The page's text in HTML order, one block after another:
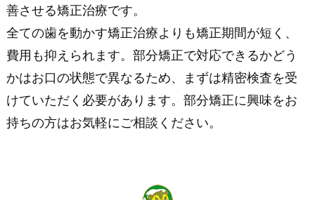
善させる矯正治療です。
全ての歯を動かす矯正治療よりも矯正期間が短く、
費用も抑えられます。部分矯正で対応できるかどう
かはお口の状態で異なるため、まずは精密検査を受
けていただく必要があります。部分矯正に興味をお
持ちの方はお気軽にご相談ください。